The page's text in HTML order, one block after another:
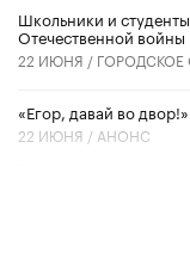
Школьники и
Отечественной войны
22 ИЮНЯ / ГОРОДСКОЕ
«Егор, давай во двор!»
22 ИЮНЯ / АНОНС